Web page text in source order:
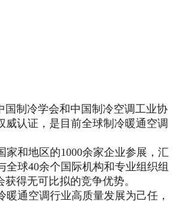
国制冷学会和中国制冷空调工业协
认证，是目前全球制冷暖通空调
和地区的1000余家企业参展，汇
球40余个国际机构和专业组织组
得无可比拟的竞争优势。
通空调行业高质量发展为己任，